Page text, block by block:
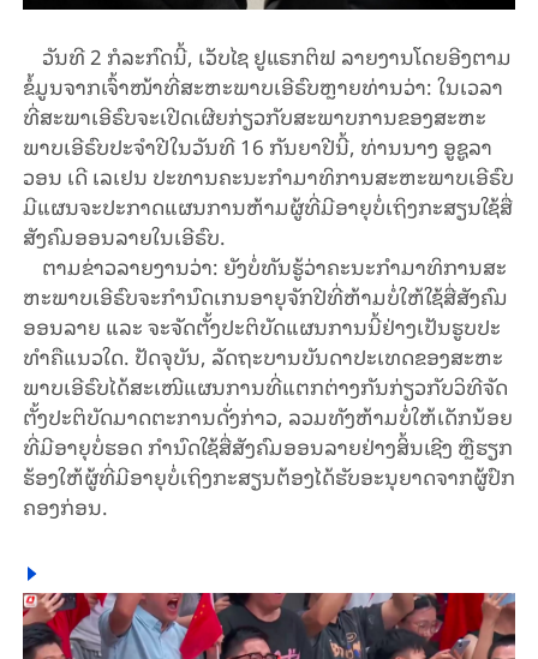
ວັນ​ທີ 2 ກໍ​ລະ​ກົດ​ນີ້, ເວັບ​ໄຊ ຢູ​​ແຣກ​ຕິ​ຟ ​ລາຍ​ງານ​ໂດຍ​ອີງ​ຕາມ
ຂໍ້ມູນຈາກເຈົ້າ​ໜ້າ​ທີ່​ສະ​ຫະ​ພາບ​ເອີ​ຣົບຫຼາຍ​ທ່ານວ່າ: ​ໃນ​ເວ​ລາ​
ທີ່​ສະ​ພາ​ເອີ​ຣົບ​​ຈະເປີດ​ເຜີຍ​ກ່ຽວ​ກັບ​ສະ​ພາບ​​ການ​ຂອງສະ​ຫະ​
ພາບ​ເອີ​ຣົບ​ປະ​ຈຳ​ປີ​ໃນ​ວັນ​ທີ 16 ກັນ​ຍາ​ປີ​ນີ້, ທ່ານນາງ ອູຊູລາ
ວອນ ເດີ ເລເຢນ ປະທານຄະນະກຳມາທິການສະຫະພາບເອີຣົບ
ມີ​ແຜນ​ຈະ​ປະ​ກາດ​ແຜນ​ການຫ້າມຜູ້ທີ່ມີອາຍຸບໍ່ເຖິງກະສຽນໃຊ້​ສື່​
ສັງ​ຄົມ​ອອນ​ລາຍ​​ໃນເອີ​ຣົບ.
ຕາມຂ່າວ​ລາຍ​ງານ​ວ່າ: ​ຍັງ​ບໍ່​ທັນ​ຮູ້​ວ່າ​ຄະ​ນະ​ກຳ​ມາ​ທິ​ການ​ສະ​
ຫະ​ພາບ​ເອີ​ຣົບ​ຈະ​ກຳ​ນົດ​​ເກນ​ອາ​ຍຸ​ຈັກ​ປີທີ່​ຫ້າມ​ບໍ່​ໃຫ້​ໃຊ້​ສື່​ສັງ​ຄົມ​
ອອນ​ລາຍ ແລະ​ ຈະ​ຈັດ​ຕັ້ງ​ປະ​ຕິ​ບັດ​ແຜນ​ການ​ນີ້​ຢ່າງ​ເປັນ​ຮູບ​ປະ​
ທຳ​ຄື​ແນວ​ໃດ. ປັດ​ຈຸ​ບັນ, ລັດ​ຖະ​ບານ​ບັນ​ດາ​ປະ​ເທດ​ຂອ​ງ​ສະ​ຫະ​
ພາບ​ເອີ​ຣົບ​ໄດ້​ສະ​ເໜີ​ແຜນ​ການ​​ທີ່​ແຕກ​ຕ່າງ​ກັນ​ກ່ຽວ​ກັບ​ວິ​ທີ​ຈັດ​
ຕັ້ງ​ປະ​ຕິ​ບັດ​ມາດ​ຕະ​ການ​​ດັ່ງ​ກ່າວ, ລວມ​ທັງ​ຫ້າມ​ບໍ່​ໃຫ້​​ເດັກ​ນ້ອຍ​
ທີ່​ມີ​ອາ​ຍຸ​ບໍ່​ຮອດ​ ກຳ​ນົດ​ໃຊ້​ສື່​ສັງ​ຄົມ​ອອນ​ລາຍ​ຢ່າງ​ສິ້ນ​ເຊີງ ຫຼື​ຮຽກ​
ຮ້ອງ​ໃຫ້ຜູ້ທີ່ມີອາຍຸບໍ່ເຖິງກະສຽນ​​ຕ້ອງ​ໄດ້​ຮັບ​ອະ​ນຸ​ຍາ​ດ​ຈາກ​ຜູ້​ປົກ​
ຄອງ​ກ່ອນ.